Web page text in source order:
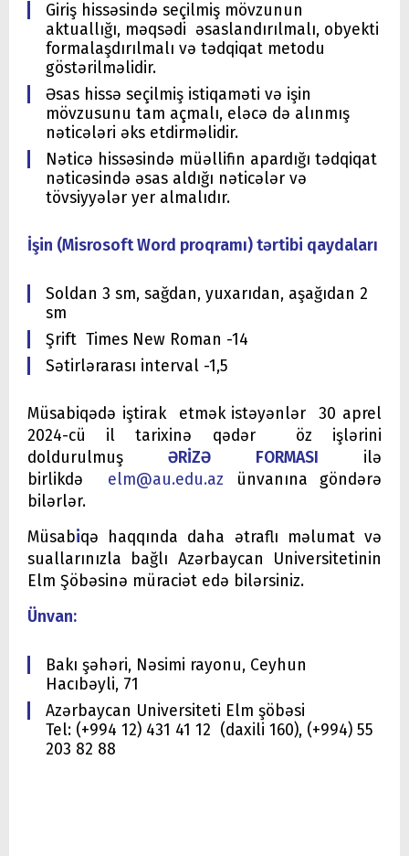
Giriş hissəsində seçilmiş mövzunun
aktuallığı, məqsədi əsaslandırılmalı, obyekti
formalaşdırılmalı və tədqiqat metodu
göstərilməlidir.
Əsas hissə seçilmiş istiqaməti və işin
mövzusunu tam açmalı, eləcə də alınmış
nəticələri əks etdirməlidir.
Nəticə hissəsində müəllifin apardığı tədqiqat
nəticəsində əsas aldığı nəticələr və
tövsiyyələr yer almalıdır.
İşin (Misrosoft Word proqramı) tərtibi qaydaları
Soldan 3 sm, sağdan, yuxarıdan, aşağıdan 2
sm
Şrift Times New Roman -14
Sətirlərarası interval -1,5
Müsabiqədə iştirak etmək istəyənlər 30 aprel
2024-cü il tarixinə qədər öz işlərini
doldurulmuşƏRİZƏ FORMASI
ilə
birlikdə elm@au.edu.az ünvanına göndərə
bilərlər.
Müsabiqə haqqında daha ətraflı məlumat və
suallarınızla bağlı Azərbaycan Universitetinin
Elm Şöbəsinə müraciət edə bilərsiniz.
Ünvan:
Bakı şəhəri, Nəsimi rayonu, Ceyhun
Hacıbəyli, 71
Azərbaycan Universiteti Elm şöbəsi
Tel: (+994 12) 431 41 12 (daxili 160), (+994) 55
203 82 88